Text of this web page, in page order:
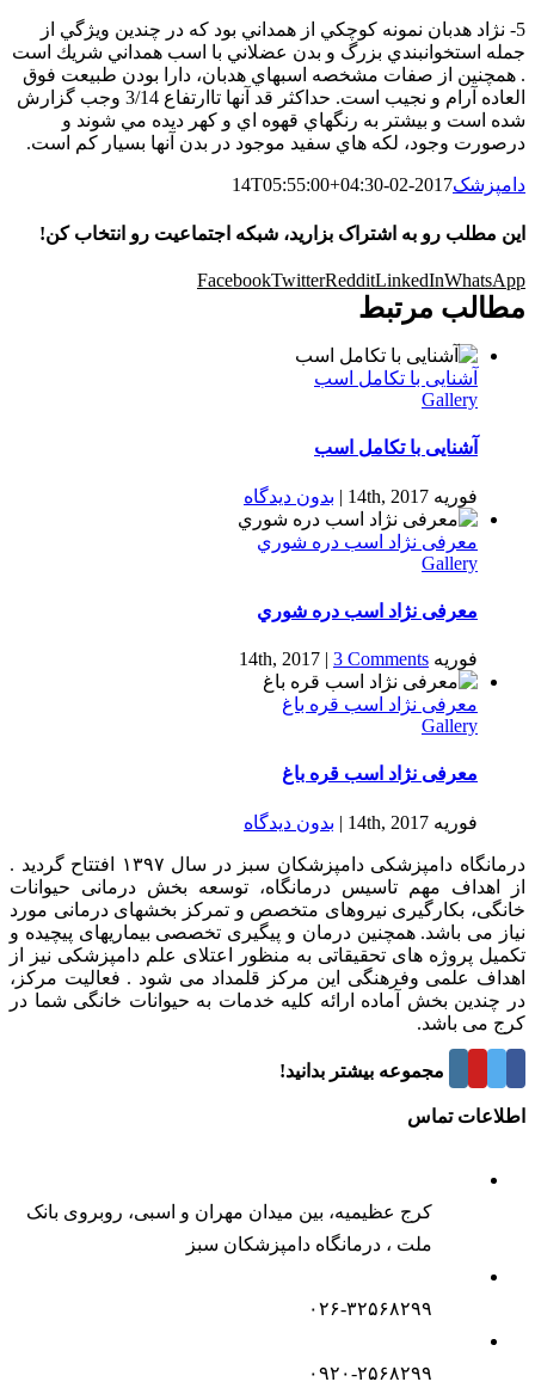
5- نژاد هدبان نمونه كوچكي از همداني بود كه در چندين ويژگي از
جمله استخوانبندي بزرگ و بدن عضلاني با اسب همداني شريك است
. همچنين از صفات مشخصه اسبهاي هدبان، دارا بودن طبيعت فوق
العاده آرام و نجيب است. حداكثر قد آنها تاارتفاع 3/14 وجب گزارش
شده است و بيشتر به رنگهاي قهوه اي و كهر ديده مي شوند و
درصورت وجود، لكه هاي سفيد موجود در بدن آنها بسيار كم است.
دامپزشک2017-02-14T05:55:00+04:30
این مطلب رو به اشتراک بزارید، شبکه اجتماعیت رو انتخاب کن!
FacebookTwitterRedditLinkedInWhatsApp
مطالب مرتبط
آشنایی با تكامل اسب
Gallery
آشنایی با تكامل اسب
فوریه 14th, 2017 | بدون ديدگاه
معرفی نژاد اسب دره شوري
Gallery
معرفی نژاد اسب دره شوري
فوریه 14th, 2017 | 3 Comments
معرفی نژاد اسب قره باغ
Gallery
معرفی نژاد اسب قره باغ
فوریه 14th, 2017 | بدون ديدگاه
درمانگاه دامپزشکی دامپزشکان سبز در سال ۱۳۹۷ افتتاح گردید .
از اهداف مهم تاسیس درمانگاه، توسعه بخش درمانی حیوانات
خانگی، بکارگیری نیروهای متخصص و تمرکز بخشهای درمانی مورد
نیاز می باشد. همچنین درمان و پیگیری تخصصی بیماریهای پیچیده و
تکمیل پروژه های تحقیقاتی به منظور اعتلای علم دامپزشکی نیز از
اهداف علمی وفرهنگی این مرکز قلمداد می شود . فعالیت مرکز،
در چندین بخش آماده ارائه کلیه خدمات به حیوانات خانگی شما در
کرج می باشد.
درباره این مجموعه بیشتر بدانید!
اطلاعات تماس
کرج عظیمیه، بین میدان مهران و اسبی، روبروی بانک
ملت ، درمانگاه دامپزشکان سبز
۰۲۶-۳۲۵۶۸۲۹۹
۰۹۲۰-۲۵۶۸۲۹۹